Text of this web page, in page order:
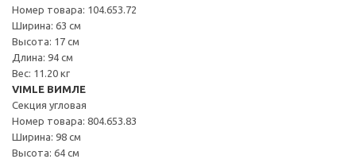
Номер товара: 104.653.72
Ширина: 63 см
Высота: 17 см
Длина: 94 см
Вес: 11.20 кг
VIMLE ВИМЛЕ
Секция угловая
Номер товара: 804.653.83
Ширина: 98 см
Высота: 64 см